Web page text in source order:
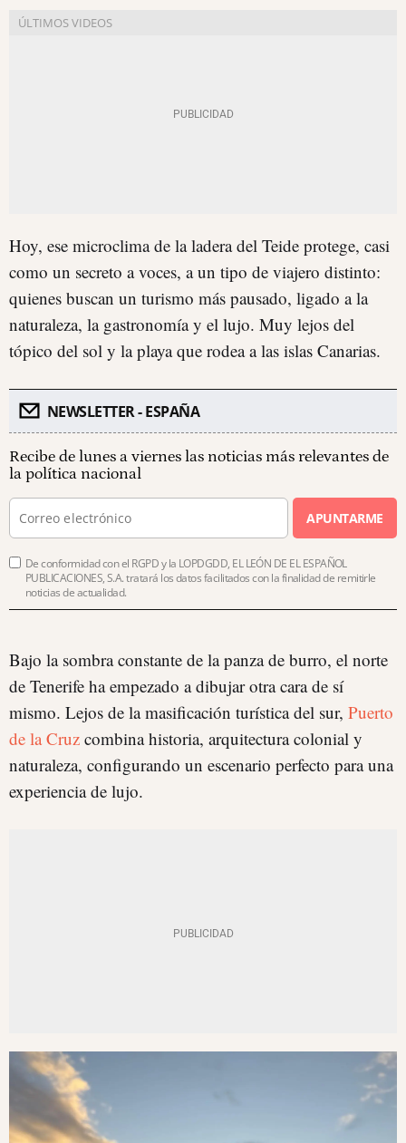
Hoy, ese microclima de la ladera del Teide protege, casi
como un secreto a voces, a un tipo de viajero distinto:
quienes buscan un turismo más pausado, ligado a la
naturaleza, la gastronomía y el lujo. Muy lejos del
tópico del sol y la playa que rodea a las islas Canarias.
NEWSLETTER - ESPAÑA
Recibe de lunes a viernes las noticias más relevantes de
la política nacional
APUNTARME
De conformidad con el RGPD y la LOPDGDD, EL LEÓN DE EL ESPAÑOL
PUBLICACIONES, S.A. tratará los datos facilitados con la finalidad de remitirle
noticias de actualidad.
Bajo la sombra constante de la panza de burro, el norte
de Tenerife ha empezado a dibujar otra cara de sí
mismo. Lejos de la masificación turística del sur, Puerto
de la Cruz combina historia, arquitectura colonial y
naturaleza, configurando un escenario perfecto para una
experiencia de lujo.